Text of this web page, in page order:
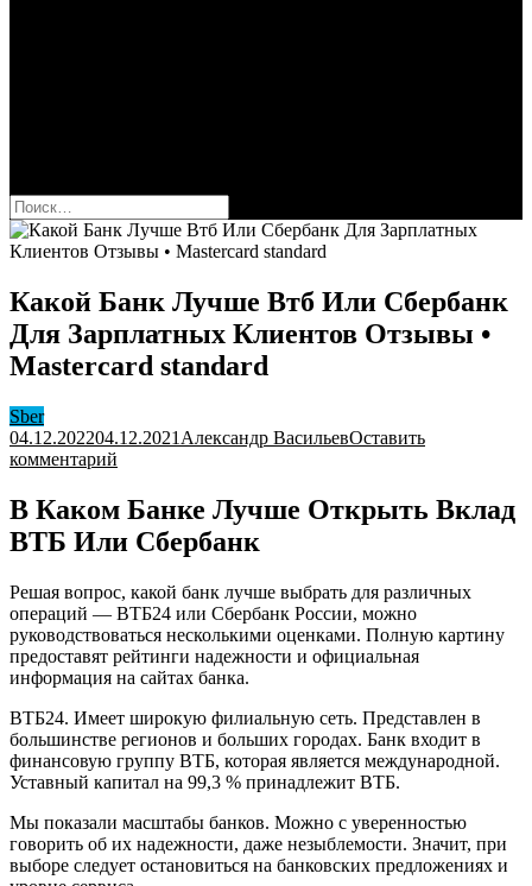
Найти:
Какой Банк Лучше Втб Или Сбербанк
Для Зарплатных Клиентов Отзывы •
Mastercard standard
Sber
04.12.202204.12.2021 Александр ВасильевОставить
комментарий
Банк
Лучше
Втб
Сбербанк
Для
Зарплатных
Клиентов
Отзывы
Mastercard
standard
В Каком Банке Лучше Открыть Вклад
ВТБ Или Сбербанк
Решая вопрос, какой банк лучше выбрать для различных
операций — ВТБ24 или Сбербанк России, можно
руководствоваться несколькими оценками. Полную картину
предоставят рейтинги надежности и официальная
информация на сайтах банка.
ВТБ24. Имеет широкую филиальную сеть. Представлен в
большинстве регионов и больших городах. Банк входит в
финансовую группу ВТБ, которая является международной.
Уставный капитал на 99,3 % принадлежит ВТБ.
Мы показали масштабы банков. Можно с уверенностью
говорить об их надежности, даже незыблемости. Значит, при
выборе следует остановиться на банковских предложениях и